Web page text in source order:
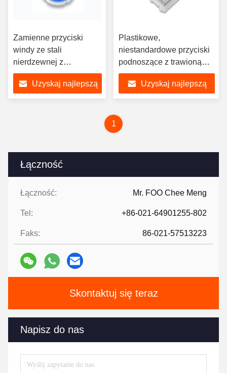
Łączność
Łączność: Mr. FOO Chee Meng
Tel: +86-021-64901255-802
Faks: 86-021-57513223
Skontaktuj się teraz
Napisz do nas
Zamienne przyciski
windy ze stali
nierdzewnej z
niebieskim światłem
DC24V / DC12V
Uzyskaj najlepszą
Plastikowe,
niestandardowe przyciski
podnoszące z trawioną
powierzchnią
Uzyskaj najlepszą
1